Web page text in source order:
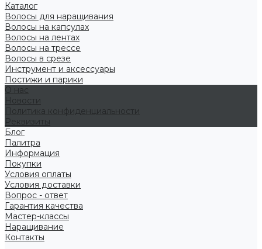
Каталог
Волосы для наращивания
Волосы на капсулах
Волосы на лентах
Волосы на трессе
Волосы в срезе
Инструмент и аксессуары
Постижи и парики
О нас
Новости
Политика конфиденциальности
Реквизиты
Блог
Палитра
Информация
Покупки
Условия оплаты
Условия доставки
Вопрос - ответ
Гарантия качества
Мастер-классы
Наращивание
Контакты